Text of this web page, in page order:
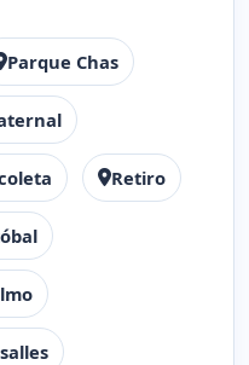
Parque Chas
Retiro